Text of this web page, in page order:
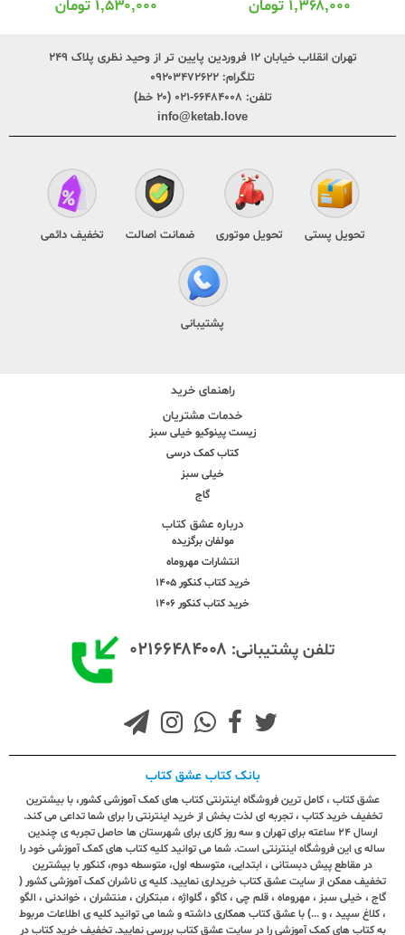
۱,۵۳۰,۰۰۰ تومان ۲۲۹,۰۰۰تومان
تهران انقلاب خیابان ۱۲ فروردین پایین تر از وحید نظری پلاک ۲۴۹
تلگرام: ۰۹۲۰۳۴۷۲۶۲۲
تلفن: ۶۶۴۸۴۰۰۸-۰۲۱ (۲۰ خط)
info@ketab.love
تحویل پستی تحویل موتوری ضمانت اصالت تخفیف دائمی
پشتیبانی
راهنمای خرید
خدمات مشتریان
زیست پینوکیو خیلی سبز
کتاب کمک درسی
خیلی سبز
گاج
درباره عشق کتاب
مولفان برگزیده
انتشارات مهروماه
خرید کتاب کنکور 1405
خرید کتاب کنکور 1406
تلفن پشتیبانی: ۰۲۱۶۶۴۸۴۰۰۸
بانک کتاب عشق کتاب
عشق کتاب ، کامل ترین فروشگاه اینترنتی کتاب های کمک آموزشی کشور، با بیشترین
تخفیف خرید کتاب ، تجربه ای لذت بخش از خرید اینترنتی را برای شما تداعی می کند.
ارسال ٢٤ ساعته برای تهران و سه روز کاری برای شهرستان ها حاصل تجربه ی چندین
ساله ی این فروشگاه اینترنتی است. شما می توانید کلیه کتاب های کمک آموزشی خود را
در مقاطع پیش دبستانی ، ابتدایی، متوسطه اول، متوسطه دوم، کنکور با بیشترین
تخفیف ممکن از سایت عشق کتاب خریداری نمایید. کلیه ی ناشران کمک آموزشی کشور (
گاج ، خیلی سبز ، مهروماه ، قلم چی ، کاگو ، گلواژه ، مبتکران ، منتشران ، خواندنی ، الگو
، کلاغ سپید ، و ...) با عشق کتاب همکاری داشته و شما می توانید کلیه ی اطلاعات مربوط
به کتاب های کمک آموزشی را در سایت عشق کتاب بررسی نمایید. تخفیف خرید کتاب در